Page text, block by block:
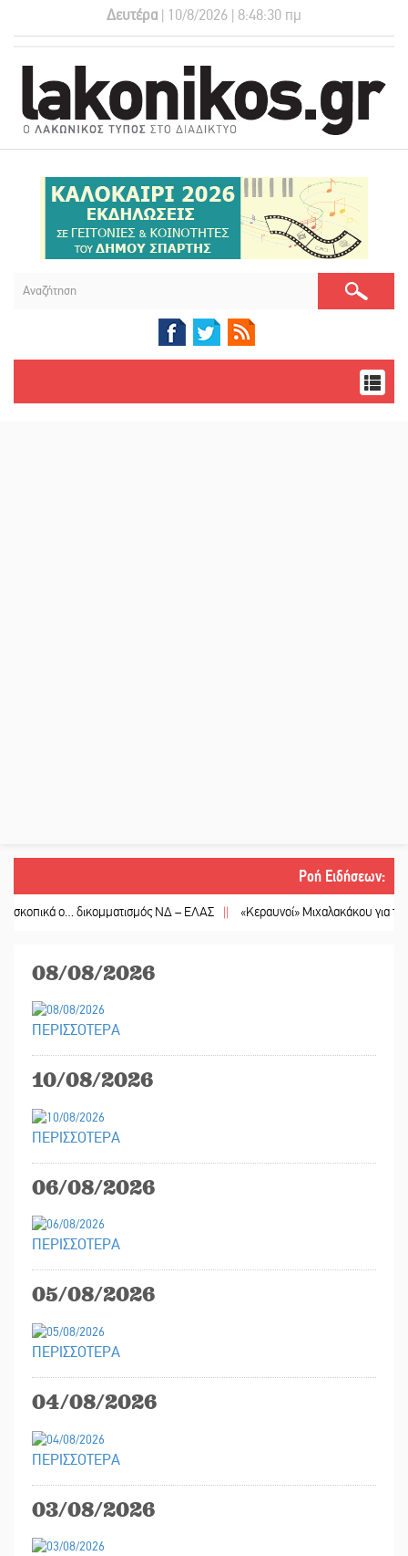
Δευτέρα | 10/8/2026 | 8:48:31 πμ
Ροή Ειδήσεων:
δικομματισμός ΝΔ – ΕΛΑΣ || «Κεραυνοί» Μιχαλακάκου για την ύδρευση
08/08/2026
ΠΕΡΙΣΣΟΤΕΡΑ
10/08/2026
ΠΕΡΙΣΣΟΤΕΡΑ
06/08/2026
ΠΕΡΙΣΣΟΤΕΡΑ
05/08/2026
ΠΕΡΙΣΣΟΤΕΡΑ
04/08/2026
ΠΕΡΙΣΣΟΤΕΡΑ
03/08/2026